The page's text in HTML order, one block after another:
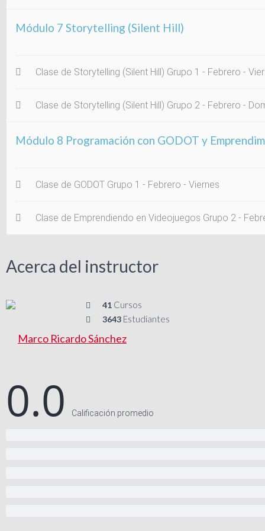
Módulo 7 Storytelling (Silent Hill)
Clase de Storytelling (Silent Hill) Grupo 1 - Febrero -
Clase de Storytelling (Silent Hill) Grupo 2 - Febrero -
Módulo 8 Programación con GODOT y
Clase de GODOT Grupo 1 - Febrero - Viernes
Clase de Emprendiendo en Videojuegos Grupo 2 -
Acerca del instructor
41 Cursos
3643 Estudiantes
Marco Ricardo Sánchez
0.0 Calificación promedio